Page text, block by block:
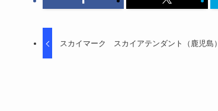
スカイマーク スカイアテンダント（鹿児島）